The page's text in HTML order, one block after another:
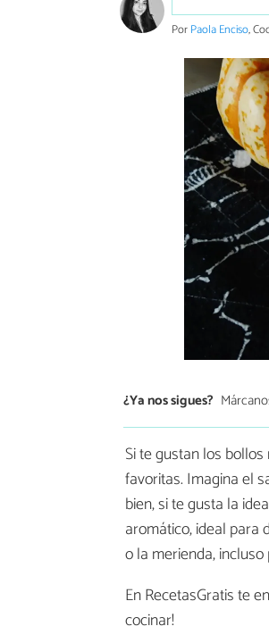
PorPaola Enciso,
¿Ya nos sigues?
Si te gustan los
favoritas. Imagina el
bien, si te gusta la
aromático, ideal para
o la merienda,
En RecetasGratis te
cocinar!